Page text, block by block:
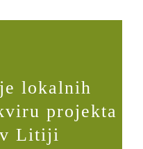
lokalnih
projekta
Litiji